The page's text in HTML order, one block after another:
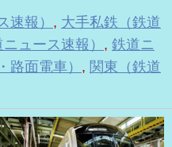
速報） , 大手私鉄（鉄道
ュース速報） , 鉄道ニ
路面電車） , 関東（鉄道